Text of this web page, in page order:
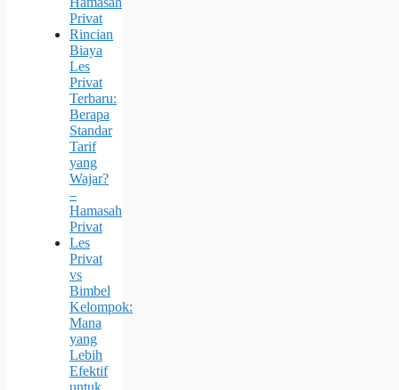
Privat
Rincian
Biaya
Les
Privat
Terbaru:
Berapa
Standar
Tarif
yang
Wajar?
–
Hamasah
Privat
Les
Privat
vs
Bimbel
Kelompok:
Mana
yang
Lebih
Efektif
untuk